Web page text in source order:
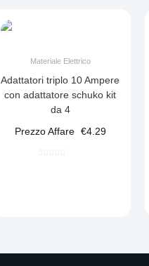
Materiale Elettrico
Adattatori triplo 10 Ampere
con adattatore schuko kit
da 4
€4.29
Prezzo Affare